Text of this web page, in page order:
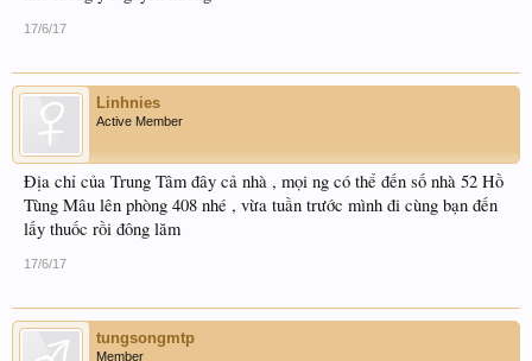
17/6/17
Linhnies
Active Member
Địa chỉ của Trung Tâm đây cả nhà , mọi ng có thể đến số nhà 52 Hồ
Tùng Mâu lên phòng 408 nhé , vừa tuần trước mình đi cùng bạn đến
lấy thuốc rồi đông lăm
17/6/17
tungsongmtp
Member